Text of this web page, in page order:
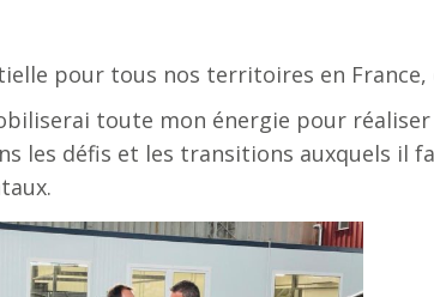
pour tous nos territoires en
toute mon énergie pour
les défis et les transitions auxquels il